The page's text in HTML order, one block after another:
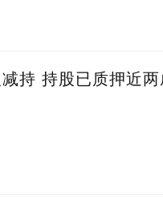
持 持股已质押近